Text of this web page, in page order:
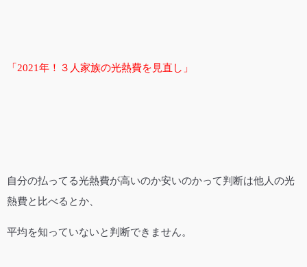
「2021年！３人家族の光熱費を見直し」
自分の払ってる光熱費が高いのか安いのかって判断は他人の光
熱費と比べるとか、
平均を知っていないと判断できません。